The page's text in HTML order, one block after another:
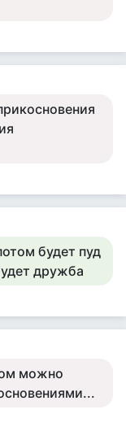
будет пуд
дружба
можно